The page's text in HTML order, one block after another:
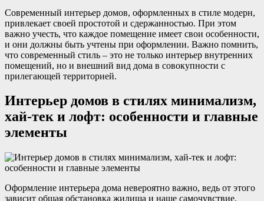
Современный интерьер домов, оформленных в стиле модерн,
привлекает своей простотой и сдержанностью. При этом
важно учесть, что каждое помещение имеет свои особенности,
и они должны быть учтены при оформлении. Важно помнить,
что современный стиль – это не только интерьер внутренних
помещений, но и внешний вид дома в совокупности с
прилегающей территорией.
Интерьер домов в стилях минимализм,
хай-тек и лофт: особенности и главные
элементы
Оформление интерьера дома невероятно важно, ведь от этого
зависит общая обстановка жилища и наше самочувствие.